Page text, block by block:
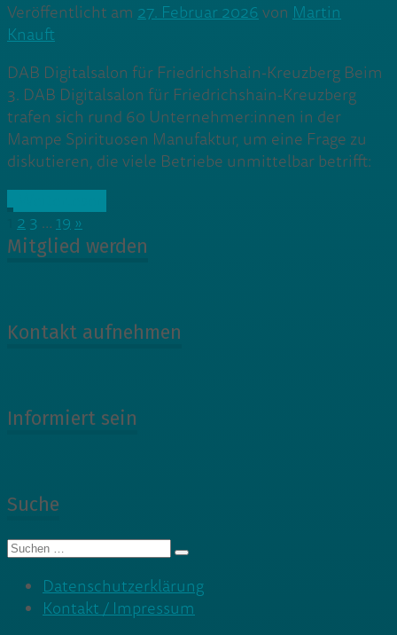
Veröffentlicht am 27. Februar 2026von Martin
Knauft
DAB Digitalsalon für Friedrichshain-Kreuzberg Beim
3. DAB Digitalsalon für Friedrichshain-Kreuzberg
trafen sich rund 60 Unternehmer:innen in der
Mampe Spirituosen Manufaktur, um eine Frage zu
diskutieren, die viele Betriebe unmittelbar betrifft:
2 3 … 19 »
Mitglied werden
Kontakt aufnehmen
Informiert sein
Suche
Suche
Datenschutzerklärung
Kontakt / Impressum